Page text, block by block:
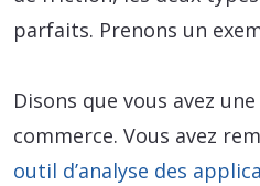
parfaits. Prenons un
Disons que vous avez
commerce. Vous avez
outil d’analyse des